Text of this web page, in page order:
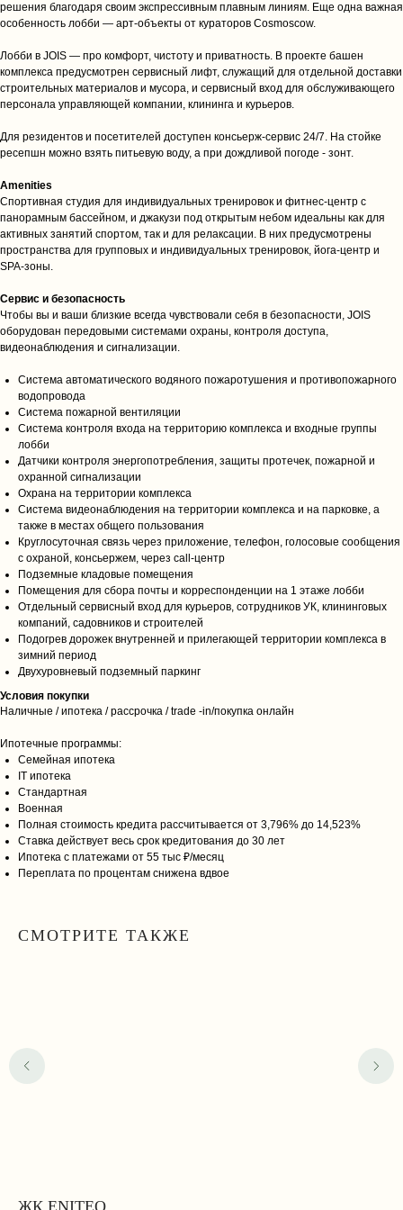
решения благодаря своим экспрессивным плавным линиям. Еще одна важная
особенность лобби — арт-объекты от кураторов Cosmoscow.
Лобби в JOIS — про комфорт, чистоту и приватность. В проекте башен
комплекса предусмотрен сервисный лифт, служащий для отдельной доставки
строительных материалов и мусора, и сервисный вход для обслуживающего
персонала управляющей компании, клининга и курьеров.
Для резидентов и посетителей доступен консьерж-сервис 24/7. На стойке
ресепшн можно взять питьевую воду, а при дождливой погоде - зонт.
Amenities
Спортивная студия для индивидуальных тренировок и фитнес-центр с
панорамным бассейном, и джакузи под открытым небом идеальны как для
активных занятий спортом, так и для релаксации. В них предусмотрены
пространства для групповых и индивидуальных тренировок, йога-центр и
SPA-зоны.
Сервис и безопасность
Чтобы вы и ваши близкие всегда чувствовали себя в безопасности, JOIS
оборудован передовыми системами охраны, контроля доступа,
видеонаблюдения и сигнализации.
Система автоматического водяного пожаротушения и противопожарного
водопровода
Система пожарной вентиляции
Система контроля входа на территорию комплекса и входные группы
лобби
Датчики контроля энергопотребления, защиты протечек, пожарной и
охранной сигнализации
Охрана на территории комплекса
Система видеонаблюдения на территории комплекса и на парковке, а
также в местах общего пользования
Круглосуточная связь через приложение, телефон, голосовые сообщения
с охраной, консьержем, через call-центр
Подземные кладовые помещения
Помещения для сбора почты и корреспонденции на 1 этаже лобби
Отдельный сервисный вход для курьеров, сотрудников УК, клининговых
компаний, садовников и строителей
Подогрев дорожек внутренней и прилегающей территории комплекса в
зимний период
Двухуровневый подземный паркинг
Условия покупки
Наличные / ипотека / рассрочка / trade -in/покупка онлайн
Ипотечные программы:
Семейная ипотека
IT ипотека
Стандартная
Военная
Полная стоимость кредита рассчитывается от 3,796% до 14,523%
Ставка действует весь срок кредитования до 30 лет
Ипотека с платежами от 55 тыс ₽/месяц
Переплата по процентам снижена вдвое
СМОТРИТЕ ТАКЖЕ
ЖК ENITEO
+ 7 (985) 695 79 48
с 9:00 до 20:00 мск
Москва, Пресненская наб.,
д 6, стр 2 (Москва Сити,
Башня Империя)
Смотреть на
карте
Главная
О компании
Услуги
Проекты
Преимущества
Купить
Новостройки
Загородная недвижимость
Коммерческая недвижимость
Курортная недвижимость
Этапы сделки
Ипотека
Калькулятор
Партнеры
Этапы получения
RoyalKey77@yandex.ru